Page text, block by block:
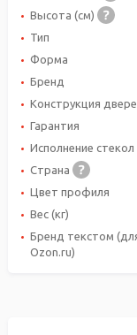
Высота (см)
Тип
Форма
Бренд
Конструкция
Гарантия
Исполнение стекол
Страна
Цвет профиля
Вес (кг)
Бренд текстом
Ozon.ru)